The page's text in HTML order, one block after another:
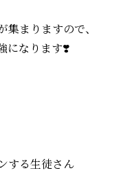
まりますので、
になります❣️
する生徒さん